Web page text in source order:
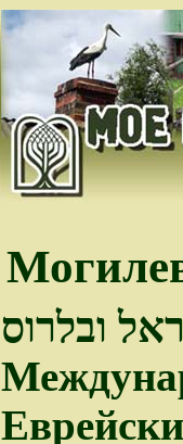
ובלרוס